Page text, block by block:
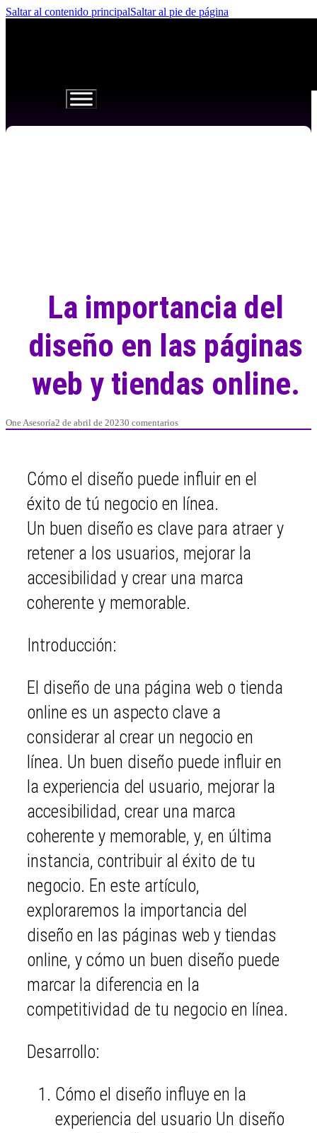
Saltar al contenido principalSaltar al pie de página
La importancia del
diseño en las páginas
web y tiendas online.
One Asesoría2 de abril de 20230 comentarios
Cómo el diseño puede influir en el
éxito de tú negocio en línea.
Un buen diseño es clave para atraer y
retener a los usuarios, mejorar la
accesibilidad y crear una marca
coherente y memorable.
Introducción:
El diseño de una página web o tienda
online es un aspecto clave a
considerar al crear un negocio en
línea. Un buen diseño puede influir en
la experiencia del usuario, mejorar la
accesibilidad, crear una marca
coherente y memorable, y, en última
instancia, contribuir al éxito de tu
negocio. En este artículo,
exploraremos la importancia del
diseño en las páginas web y tiendas
online, y cómo un buen diseño puede
marcar la diferencia en la
competitividad de tu negocio en línea.
Desarrollo:
Cómo el diseño influye en la
experiencia del usuario Un diseño